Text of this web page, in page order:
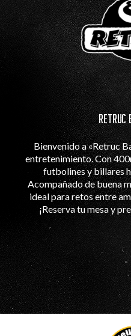
RETRUC
Bienvenido a «Retruc
entretenimiento. Con
futbolines y billares
Acompañado de buena
ideal para retos entre
¡Reserva tu mesa y